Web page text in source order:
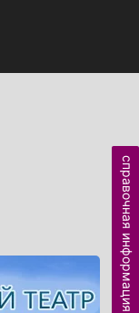
справочная информация